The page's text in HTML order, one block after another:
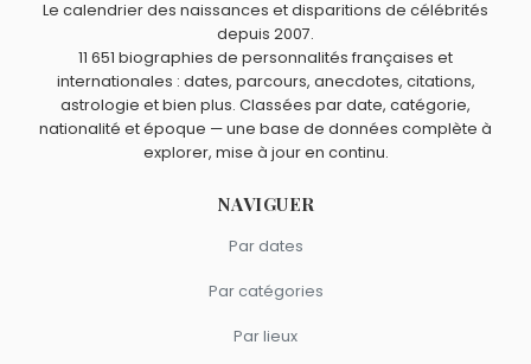
comme George Gershwin.
Bernard Herrmann,Alan Silvestri
M. ShermanetMarvin Hamlischsont nés àNew York
Quels compositeurs américains sont du signe Balance
comme George Gershwin ?
Dizzy Gillespie,Mike Post etPatrick Cowleysont du
signe Balance.
Le calendrier des naissances et disparitions de célébrités
depuis 2007.
11 651 biographies de personnalités françaises et
internationales : dates, parcours, anecdotes, citations,
astrologie et bien plus. Classées par date, catégorie,
nationalité et époque — une base de données complète à
explorer, mise à jour en continu.
NAVIGUER
Par dates
Par catégories
Par lieux